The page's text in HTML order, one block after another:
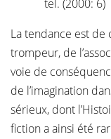
tel. (2000: 6)
La tendance est de
trompeur, de
voie de
de l’imagination
sérieux, dont
fiction a ainsi été